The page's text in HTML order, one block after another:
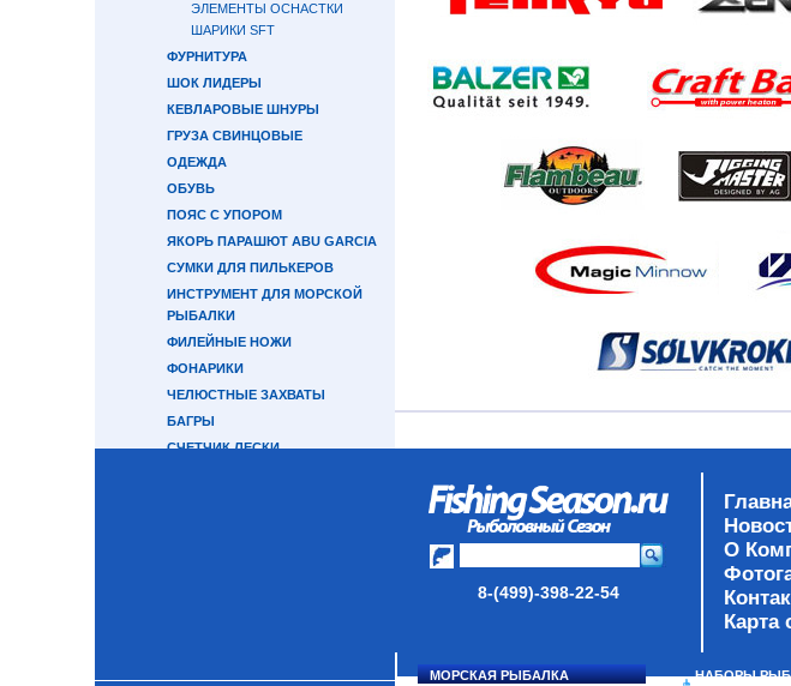
ЭЛЕМЕНТЫ ОСНАСТКИ
ШАРИКИ SFT
ФУРНИТУРА
ШОК ЛИДЕРЫ
КЕВЛАРОВЫЕ ШНУРЫ
ГРУЗА СВИНЦОВЫЕ
ОДЕЖДА
ОБУВЬ
ПОЯС С УПОРОМ
ЯКОРЬ ПАРАШЮТ ABU GARCIA
СУМКИ ДЛЯ ПИЛЬКЕРОВ
ИНСТРУМЕНТ ДЛЯ МОРСКОЙ
РЫБАЛКИ
ФИЛЕЙНЫЕ НОЖИ
ФОНАРИКИ
ЧЕЛЮСТНЫЕ ЗАХВАТЫ
БАГРЫ
СЧЕТЧИК ЛЕСКИ
8-(499)-398-22-54
О
Карта
МОРСКАЯ РЫБАЛКА
НАБОРЫ